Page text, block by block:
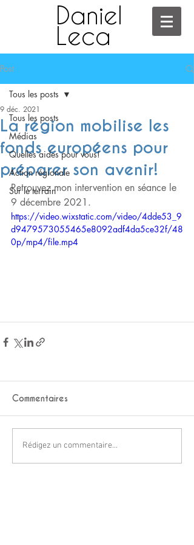
Daniel
Leca
Post
Tous les posts
Médias
Quelles aides pour vous!
Action régionale
Sur le terrain
Tous les posts
La région mobilise les
fonds européens pour
préparer son avenir!
9 déc. 2021
Retrouvez mon intervention en séance le
9 décembre 2021.
https://video.wixstatic.com/video/4dde53_9
d9479573055465e8092adf4da5ce32f/48
0p/mp4/file.mp4
Commentaires
Rédigez un commentaire...